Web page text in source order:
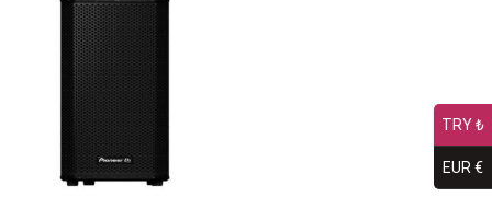
TRY ₺
EUR €